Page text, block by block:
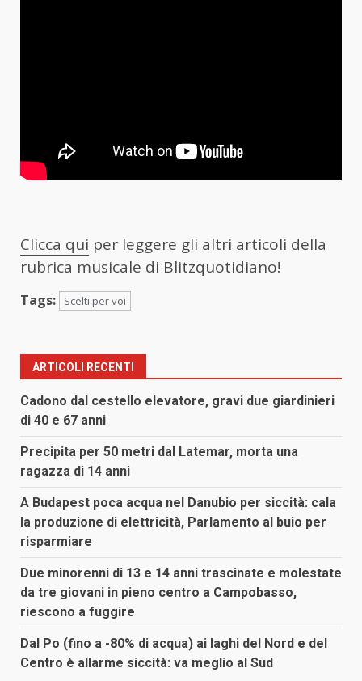
Clicca qui per leggere gli altri articoli della
rubrica musicale di Blitzquotidiano!
Tags: Scelti per voi
ARTICOLI RECENTI
Cadono dal cestello elevatore, gravi due giardinieri
di 40 e 67 anni
Precipita per 50 metri dal Latemar, morta una
ragazza di 14 anni
A Budapest poca acqua nel Danubio per siccità: cala
la produzione di elettricità, Parlamento al buio per
risparmiare
Due minorenni di 13 e 14 anni trascinate e molestate
da tre giovani in pieno centro a Campobasso,
riescono a fuggire
Dal Po (fino a -80% di acqua) ai laghi del Nord e del
Centro è allarme siccità: va meglio al Sud